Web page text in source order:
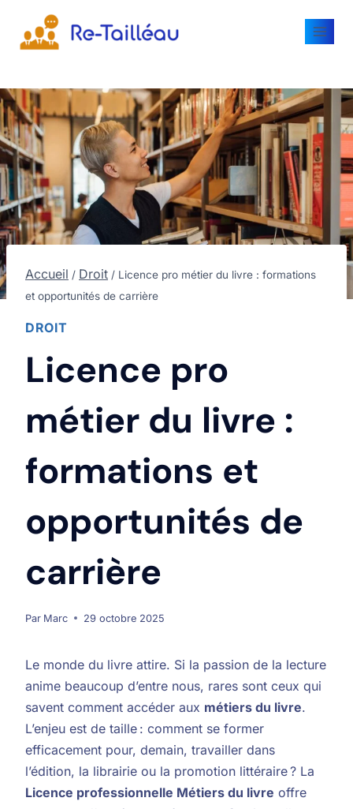
Accueil / Droit / Licence pro métier du livre : formations
et opportunités de carrière
DROIT
Licence pro
métier du livre :
formations et
opportunités de
carrière
Par Marc 29 octobre 2025
Le monde du livre attire. Si la passion de la lecture
anime beaucoup d’entre nous, rares sont ceux qui
savent comment accéder aux métiers du livre.
L’enjeu est de taille : comment se former
efficacement pour, demain, travailler dans
l’édition, la librairie ou la promotion littéraire ? La
Licence professionnelle Métiers du livre offre